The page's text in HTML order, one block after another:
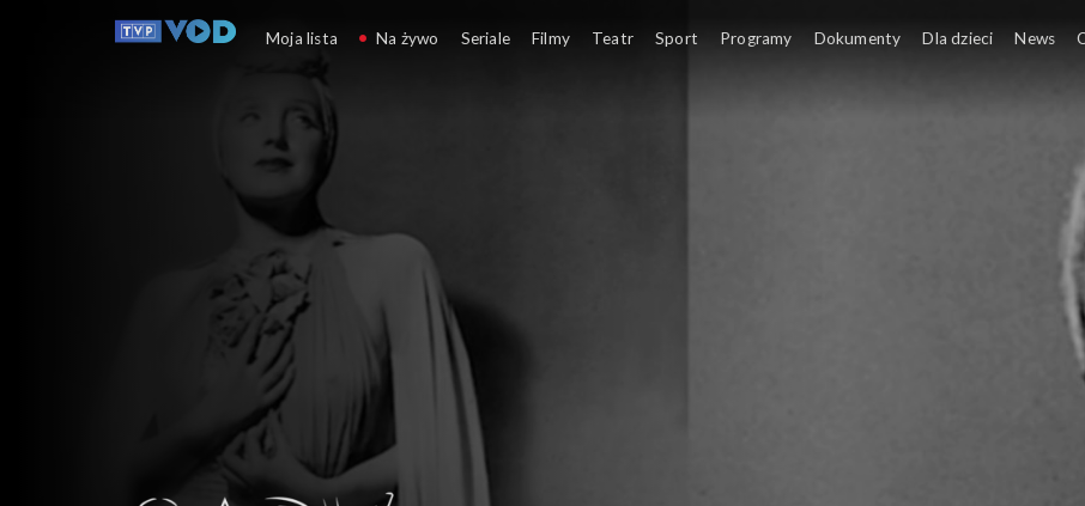
Moja lista Na żywo Seriale Filmy Teatr Sport Programy Dokumenty Dla dzieci News